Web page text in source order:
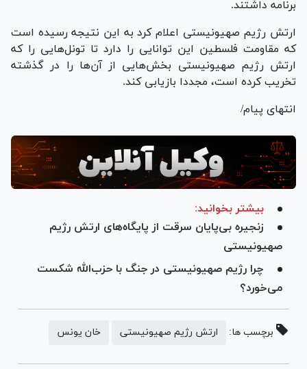
برنامه داشتند.
ارتش رژیم صهیونیستی اعلام کرد به این نتیجه رسیده است
که مقاومت فلسطین این توانایی را دارد تا تونل‌هایی را که
ارتش رژیم صهیونیستی بخش‌هایی از آن‌ها را در گذشته
تخریب کرده است، مجددا بازیابی کند.
انتهای پیام/
بیشتر بخوانید:
زنجیره بی‌پایان سرقت از پایگاه‌های ارتش رژیم
صهیونیستی
چرا رژیم صهیونیستی در جنگ با حزب‌الله شکست
می‌خورد؟
برچسب ها: ارتش رژیم صهیونیستی خان یونس